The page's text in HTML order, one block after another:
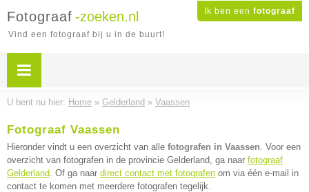
Ik ben een fotograaf
Fotograaf -zoeken.nl
Vind een fotograaf bij u in de buurt!
U bent nu hier: Home » Gelderland » Vaassen
Fotograaf Vaassen
Hieronder vindt u een overzicht van alle fotografen in Vaassen. Voor een
overzicht van fotografen in de provincie Gelderland, ga naar fotograaf
Gelderland. Of ga naar direct contact met fotografen om via één e-mail in
contact te komen met meerdere fotografen tegelijk.